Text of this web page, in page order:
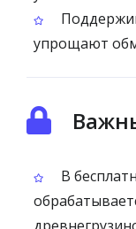
упрощают
В